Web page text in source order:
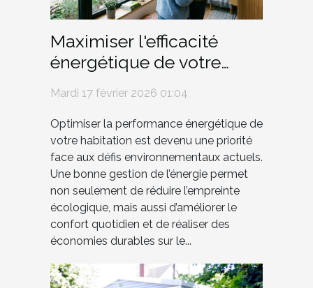
Maximiser l'efficacité
énergétique de votre
demeure pour un futur
durable
Mardi 17 février 2026 01:04
Optimiser la performance énergétique de
votre habitation est devenu une priorité
face aux défis environnementaux actuels.
Une bonne gestion de l’énergie permet
non seulement de réduire l’empreinte
écologique, mais aussi d’améliorer le
confort quotidien et de réaliser des
économies durables sur le...